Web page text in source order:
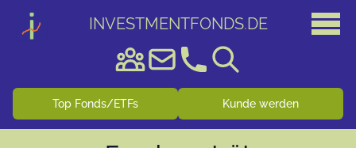
INVESTMENTFONDS.DE
Top Fonds/ETFs Kunde werden